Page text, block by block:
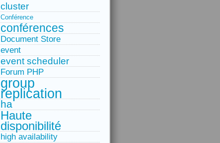
cluster
Conférence
conférences
Document Store
event
event scheduler
Forum PHP
group
replication
ha
Haute
disponibilité
high availability